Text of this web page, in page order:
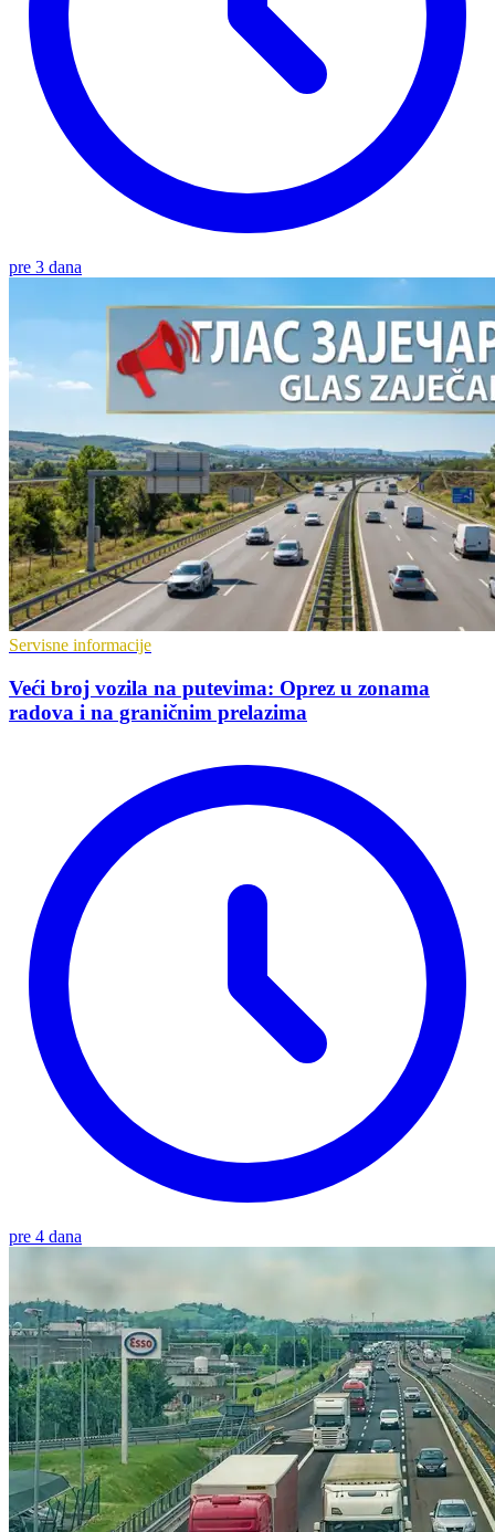
pre 3 dana
Servisne informacije
Veći broj vozila na putevima: Oprez u zonama
radova i na graničnim prelazima
pre 4 dana